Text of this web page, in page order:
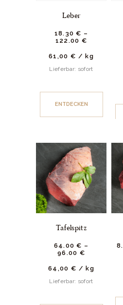
Leber
18. 30 € –
122.00 €
61,00 € / kg
Lieferbar: sofort
ENTDECKEN
Tafelspitz
64.00 € –
96.00 €
64,00 € / kg
Lieferbar: sofort
8.